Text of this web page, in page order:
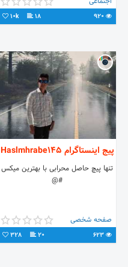
18
10k
پیج اینستاگرام Haslmhrabe145
تنها پیچ حاصل محرابی با بهترین میکس
#@
صفحه شخصی
20
328